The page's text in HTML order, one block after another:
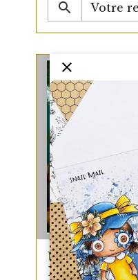
UNE
ECRIS-MOI